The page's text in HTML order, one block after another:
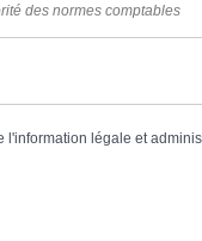
des normes comptables
l'information légale et